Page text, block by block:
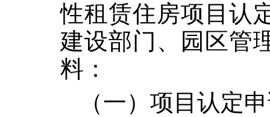
性租赁住房项目认
建设部门、园区管
料：
（一）项目认定